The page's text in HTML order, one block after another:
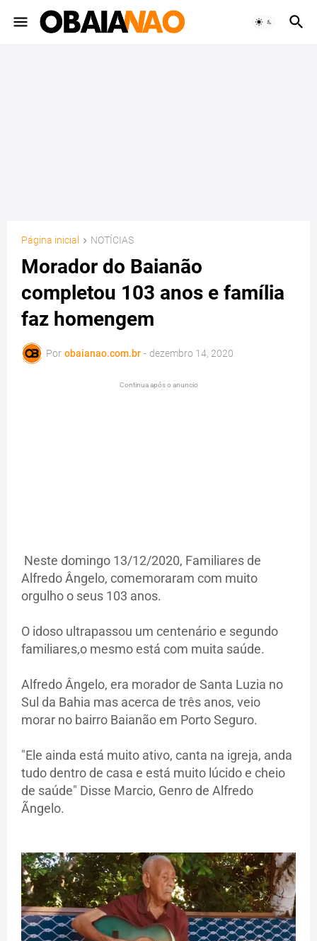
Página inicial NOTÍCIAS
Morador do Baianão
completou 103 anos e família
faz homengem
Por obaianao.com.br - dezembro 14, 2020
Continua após o anuncio
Neste domingo 13/12/2020, Familiares de
Alfredo Ângelo, comemoraram com muito
orgulho o seus 103 anos.
O idoso ultrapassou um centenário e segundo
familiares,o mesmo está com muita saúde.
Alfredo Ângelo, era morador de Santa Luzia no
Sul da Bahia mas acerca de três anos, veio
morar no bairro Baianão em Porto Seguro.
"Ele ainda está muito ativo, canta na igreja, anda
tudo dentro de casa e está muito lúcido e cheio
de saúde" Disse Marcio, Genro de Alfredo
Ãngelo.